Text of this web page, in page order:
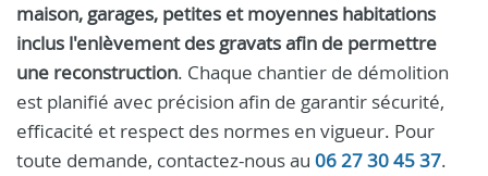
maison, garages, petites et moyennes habitations
inclus l'enlèvement des gravats afin de permettre
une reconstruction. Chaque chantier de démolition
est planifié avec précision afin de garantir sécurité,
efficacité et respect des normes en vigueur. Pour
toute demande, contactez-nous au 06 27 30 45 37.